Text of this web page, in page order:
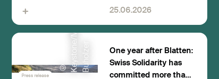
devastating
Venezuela
25.06.2026
©
K
e
y
s
t
o
n e
/
M
i
c
h
a
el
B
u
h
o
l
z
e r
Press release
One year after Blatten:
Swiss Solidarity has
committed more than